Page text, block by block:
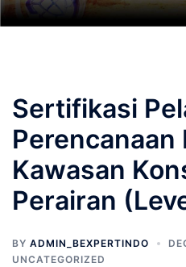
Sertifikasi
Perencanaan
Kawasan
Perairan
BY ADMIN_BEXPERTINDO
UNCATEGORIZED